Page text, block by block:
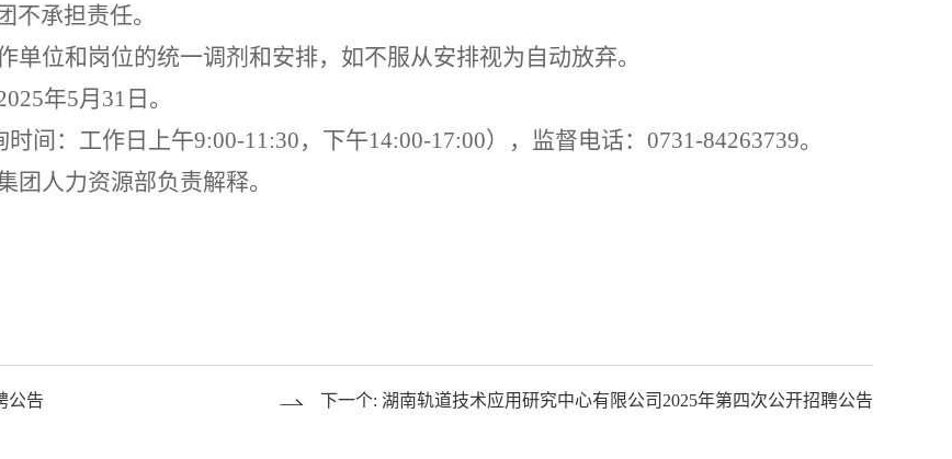
不承担责任。
单位和岗位的统一调剂和安排，如不服从安排视为自动放弃。
年5月 31 日。
时间： 工作日 上午9:00-11:30，下午14:00-17:00） ， 监督电话： 0731-84263739。
团人力资源部负责解释。
公告 下一个: 湖南轨道技术应用研究中心有限公司2025年第四次公开招聘公告